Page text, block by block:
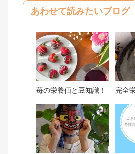
o
o
k
あわせて読みたいブログ
苺の栄養価と豆知識！ 完全